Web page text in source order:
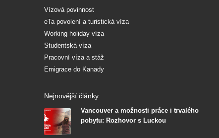
Vízová povinnost
eTa povolení a turistická víza
Working holiday víza
Studentská víza
Pracovní víza a stáž
Emigrace do Kanady
Nejnovější články
Vancouver a možnosti práce i trvalého
pobytu: Rozhovor s Luckou